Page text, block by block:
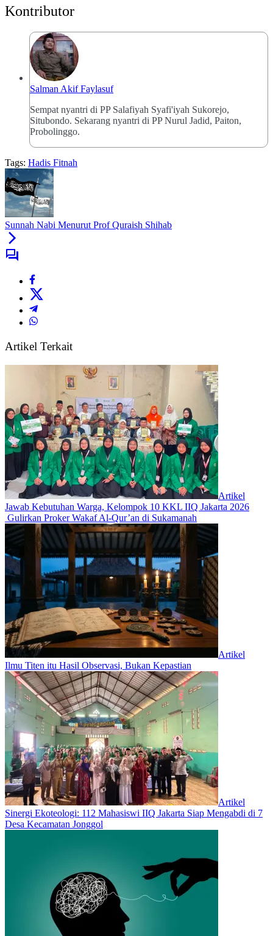
Kontributor
Salman Akif Faylasuf
Sempat nyantri di PP Salafiyah Syafi'iyah Sukorejo,
Situbondo. Sekarang nyantri di PP Nurul Jadid, Paiton,
Probolinggo.
Tags: Hadis Fitnah
Sunnah Nabi Menurut Prof Quraish Shihab
Artikel Terkait
Artikel
Jawab Kebutuhan Warga, Kelompok 10 KKL IIQ Jakarta 2026
Gulirkan Proker Wakaf Al-Qur’an di Sukamanah
Artikel
Ilmu Titen itu Hasil Observasi, Bukan Kepastian
Artikel
‎Sinergi Ekoteologi: 112 Mahasiswi IIQ Jakarta Siap Mengabdi di 7
Desa Kecamatan Jonggol